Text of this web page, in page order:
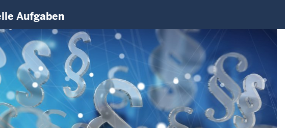
Aufgaben